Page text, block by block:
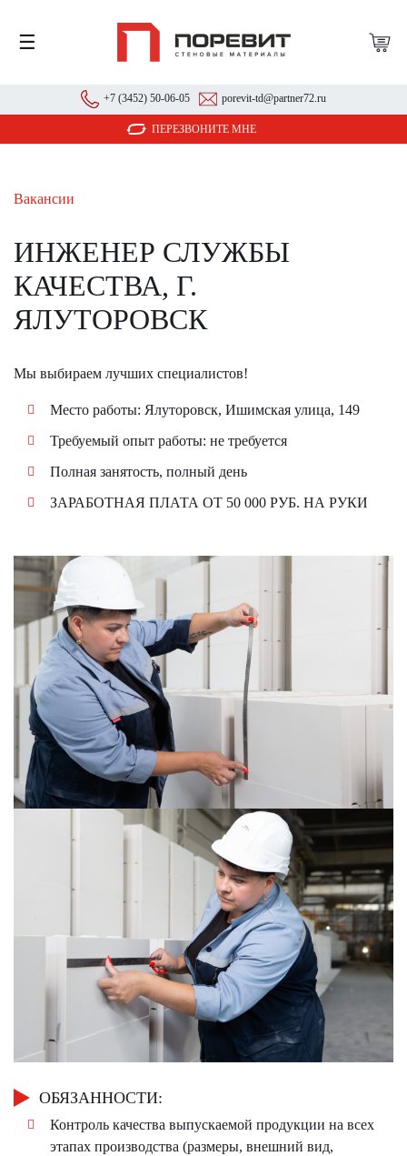
☰
+7 (3452) 50-06-05 porevit-td@partner72.ru
ПЕРЕЗВОНИТЕ МНЕ
Вакансии
ИНЖЕНЕР СЛУЖБЫ
КАЧЕСТВА, Г.
ЯЛУТОРОВСК
Мы выбираем лучших специалистов!
Место работы: Ялуторовск, Ишимская улица, 149
Требуемый опыт работы: не требуется
Полная занятость, полный день
ЗАРАБОТНАЯ ПЛАТА ОТ 50 000 РУБ. НА РУКИ
ОБЯЗАННОСТИ:
Контроль качества выпускаемой продукции на всех
этапах производства (размеры, внешний вид,